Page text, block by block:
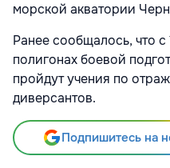
морской акватории
Ранее сообщалось, что с
полигонах боевой
пройдут учения по
диверсантов.
Подпишитесь на